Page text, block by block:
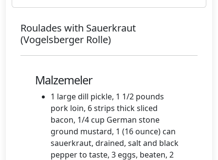
Roulades with Sauerkraut
(Vogelsberger Rolle)
Malzemeler
1 large dill pickle, 1 1/2 pounds
pork loin, 6 strips thick sliced
bacon, 1/4 cup German stone
ground mustard, 1 (16 ounce) can
sauerkraut, drained, salt and black
pepper to taste, 3 eggs, beaten, 2